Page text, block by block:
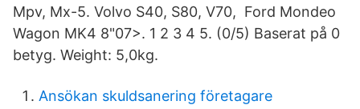
Mpv, Mx-5. Volvo S40, S80, V70, Ford Mondeo
Wagon MK4 8"07>. 1 2 3 4 5. (0/5) Baserat på 0
betyg. Weight: 5,0kg.
Ansökan skuldsanering företagare